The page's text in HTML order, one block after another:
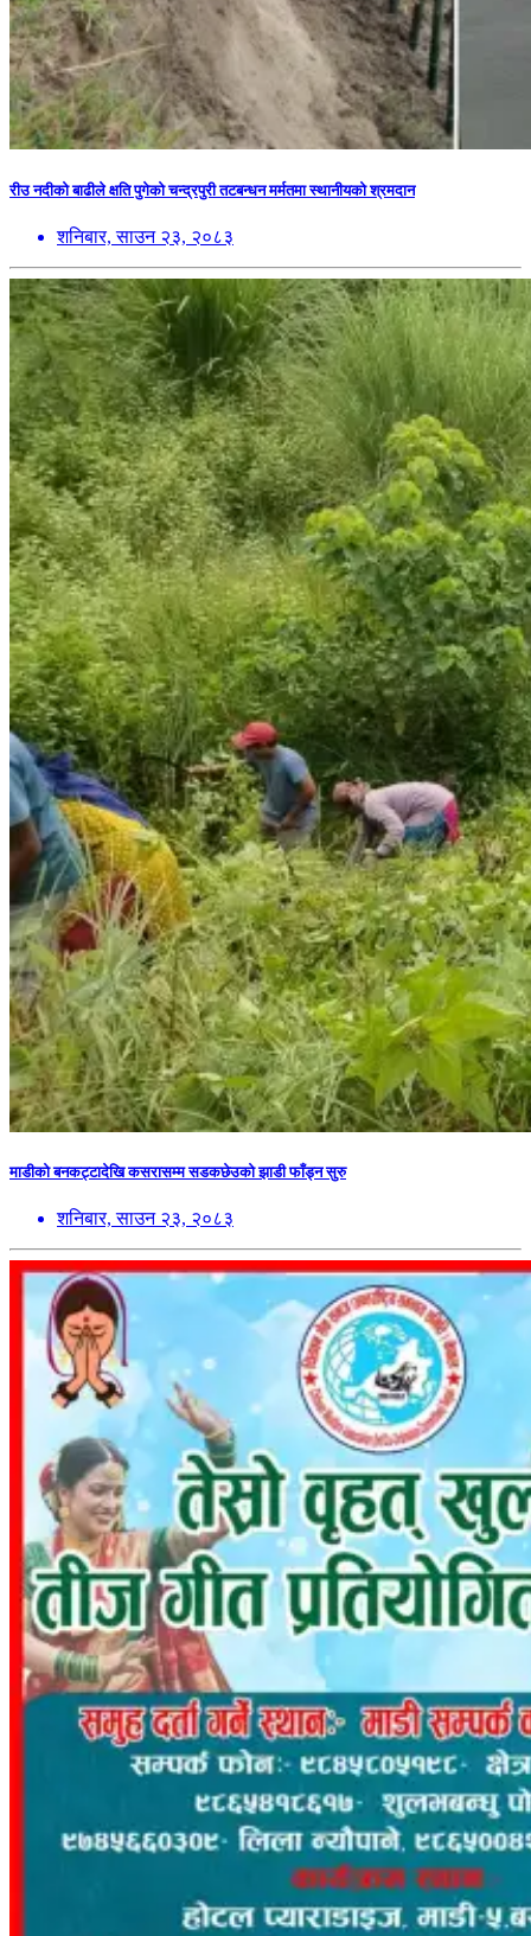
रीउ नदीको बाढीले क्षति पुगेको चन्द्रपुरी तटबन्धन मर्मतमा स्थानीयको श्रमदान
शनिबार, साउन २३, २०८३
माडीको बनकट्टादेखि कसरासम्म सडकछेउको झाडी फाँड्न सुरु
शनिबार, साउन २३, २०८३